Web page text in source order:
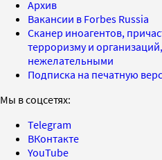
Архив
Вакансии в Forbes Russia
Сканер иноагентов,
терроризму и
нежелательными
Подписка на печатную
Мы в соцсетях:
Telegram
ВКонтакте
YouTube